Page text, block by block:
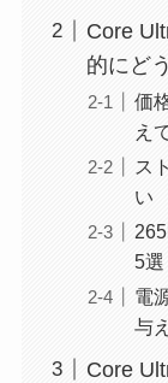
Core
的にど
価
え
ス
い
5選
電
与
Core